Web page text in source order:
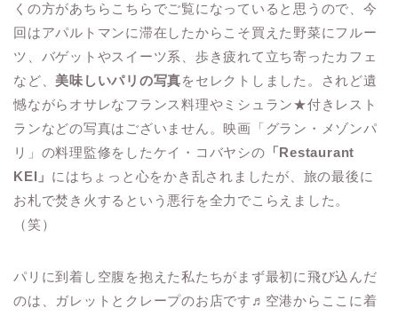
くの方があちらこちらでご覧になっていると思うので、今
回はアパルトマンに滞在したからこそ買えた野菜にフルー
ツ、バゲットやスイーツ系、歩き疲れて立ち寄ったカフェ
など、 美味しいパリの写真をセレクトしました。されど遺
憾ながらオサレなフランス料理やミシュラン★付きレスト
ランなどの写真はございません。映画「グラン・メゾンパ
リ」の料理監修をしたケイ・コバヤシの 「Restaurant
KEI」 にはちょっと心をかき乱されましたが、旅の最後に
お札で焚き火するという悪行を全力でこらえました。
（笑）
パリに到着し空腹を抱えた私たちがまず最初に飛び込んだ
のは、ガレットとクレープのお店です♬空港からここに着